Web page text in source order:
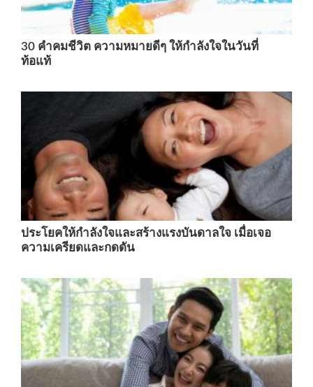
30 คําคมชีวิต ความหมายดีๆ ให้กำลังใจในวันที่
ท้อแท้
ประโยคให้กำลังใจและสร้างแรงบันดาลใจ เมื่อเจอ
ความเครียดและกดดัน